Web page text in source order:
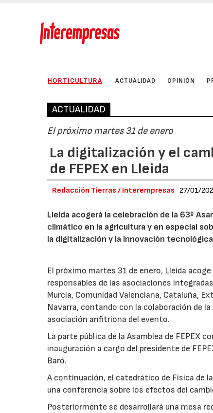
HORTICULTURA ACTUALIDAD OPINIÓN
ACTUALIDAD
El próximo martes 31 de enero
La digitalización y el
de FEPEX en Lleida
Redacción Tierras / Interempresas 27/01/
Lleida acogerá la celebración de la 63º
climático en la agricultura y en especial
la digitalización y la innovación
El próximo martes 31 de enero, Lleida
responsables de las asociaciones
Murcia, Comunidad Valenciana, Cataluña,
Navarra, contando con la colaboración de la
asociación anfitriona del evento.
La parte pública de la Asamblea de FEPEX
inauguración a cargo del presidente de
Baró.
A continuación, el catedrático de Física de
una conferencia sobre los efectos del
Posteriormente se desarrollará una mesa